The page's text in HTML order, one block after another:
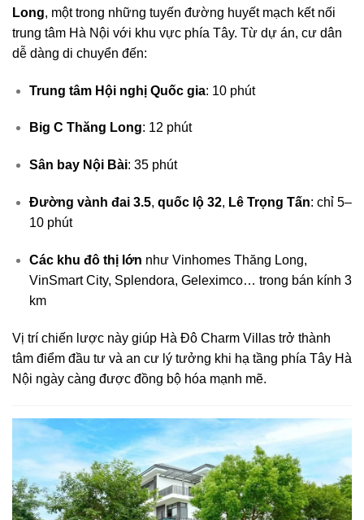
Long, một trong những tuyến đường huyết mạch kết nối
trung tâm Hà Nội với khu vực phía Tây. Từ dự án, cư dân
dễ dàng di chuyển đến:
Trung tâm Hội nghị Quốc gia: 10 phút
Big C Thăng Long: 12 phút
Sân bay Nội Bài: 35 phút
Đường vành đai 3.5, quốc lộ 32, Lê Trọng Tấn: chỉ 5–
10 phút
Các khu đô thị lớn như Vinhomes Thăng Long,
VinSmart City, Splendora, Geleximco… trong bán kính 3
km
Vị trí chiến lược này giúp Hà Đô Charm Villas trở thành
tâm điểm đầu tư và an cư lý tưởng khi hạ tầng phía Tây Hà
Nội ngày càng được đồng bộ hóa mạnh mẽ.